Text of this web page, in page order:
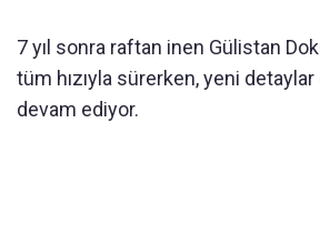
7 yıl sonra raftan inen Gülistan
tüm hızıyla sürerken, yeni detaylar
devam ediyor.